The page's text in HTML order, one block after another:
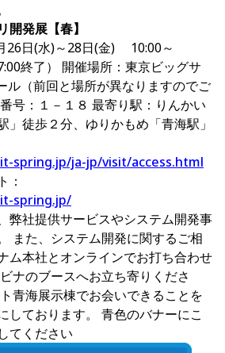
開発展【春】
26日(水)～28日(金) 10:00～
終了） 開催場所：東京ビッグサ
ル（前回と場所が異なりますのでご
号：１－１８ 最寄り駅：りんかい
」徒歩２分、ゆりかもめ「青海駅」
spring.jp/ja-jp/visit/access.html
：
spring.jp/
弊社提供サービスやシステム開発事
また、システム開発に関するご相
ム本社とオンラインでお打ち合わせ
ナのブースへお立ち寄りくださ
青海展示棟でお会いできることを
しております。 青色のバナーにこ
てください